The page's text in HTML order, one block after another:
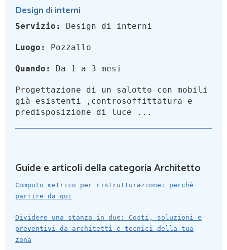
Design di interni
Servizio: Design di interni
Luogo: Pozzallo
Quando: Da 1 a 3 mesi
Progettazione di un salotto con mobili
già esistenti ,controsoffittatura e
predisposizione di luce ...
Guide e articoli della categoria Architetto
Computo metrico per ristrutturazione: perchè
partire da qui
Dividere una stanza in due: Costi, soluzioni e
preventivi da architetti e tecnici della tua
zona